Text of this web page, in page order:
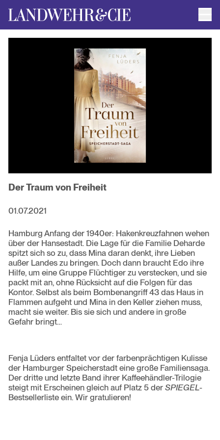
AUTOR*INNEN
AKTUELLE TITEL
ANFRAGEN / IMPRESSUM
Der Traum von Freiheit
01.07.2021
Hamburg Anfang der 1940er: Hakenkreuzfahnen wehen
über der Hansestadt. Die Lage für die Familie Deharde
spitzt sich so zu, dass Mina daran denkt, ihre Lieben
außer Landes zu bringen. Doch dann braucht Edo ihre
Hilfe, um eine Gruppe Flüchtiger zu verstecken, und sie
packt mit an, ohne Rücksicht auf die Folgen für das
Kontor. Selbst als beim Bombenangriff 43 das Haus in
Flammen aufgeht und Mina in den Keller ziehen muss,
macht sie weiter. Bis sie sich und andere in große
Gefahr bringt…
Fenja Lüders entfaltet vor der farbenprächtigen Kulisse
der Hamburger Speicherstadt eine große Familiensaga.
Der dritte und letzte Band ihrer Kaffeehändler-Trilogie
steigt mit Erscheinen gleich auf Platz 5 der SPIEGEL-
Bestsellerliste ein. Wir gratulieren!